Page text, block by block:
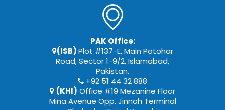
PAK Office:
(ISB)Plot #137-E, Main Potohar
Road, Sector 1-9/2, Islamabad,
Pakistan.
+92 51 44 32 888
(KHI) Office #19 Mezanine Floor
Mina Avenue Opp. Jinnah Terminal